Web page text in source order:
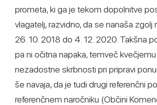
prometa, ki ga je tekom dopolnitve
vlagatelj, razvidno, da se nanaša
26. 10. 2018 do 4. 12. 2020. Takšna
pa ni očitna napaka, temveč
nezadostne skrbnosti pri pripravi
še navaja, da je tudi drugi referenčni
referenčnem naročniku (Občini